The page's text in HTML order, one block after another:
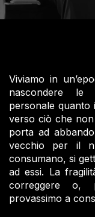
Viviamo in
nascondere le
personale quanto
verso ciò che
porta ad
vecchio per il
consumano, si
ad essi. La
correggere o,
provassimo a